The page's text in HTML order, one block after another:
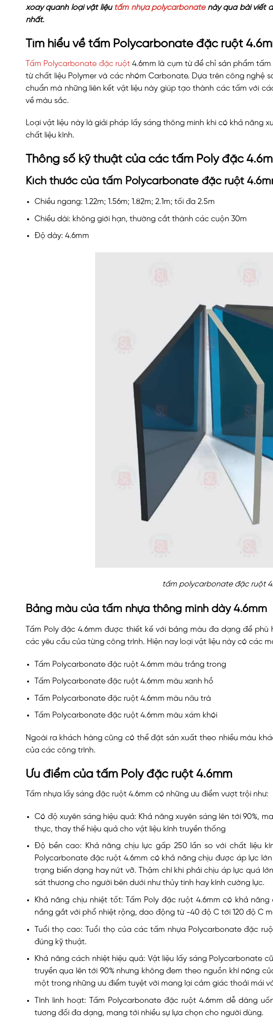
xoay quanh loại vật liệu tấm nhựa polycarbonatenày qua bài viết
nhất.
Tìm hiểu về tấm Polycarbonate đặc ruột
Tấm Polycarbonate đặc ruột4.6mm là cụm từ để chỉ sản phẩm
từ chất liệu Polymer và các nhóm Carbonate. Dựa trên công nghệ
chuẩn mà những liên kết vật liệu này giúp tạo thành các tấm với
về màu sắc.
Loại vật liệu này là giải pháp lấy sáng thông minh khi có khả năng
chất liệu kính.
Thông số kỹ thuật của các tấm Poly đặc
Kích thước của tấm Polycarbonate đặc ruột
Chiều ngang: 1.22m; 1.56m; 1.82m; 2.1m; tối đa 2.5m
Chiều dài: không giới hạn, thường cắt thành các cuộn 30m
Độ dày: 4.6mm
tấm polycarbonate đặc ruột
Bảng màu của tấm nhựa thông minh dày 4.6mm
Tấm Poly đặc 4.6mm được thiết kế với bảng màu đa dạng để
các yêu cầu của từng công trình. Hiện nay loại vật liệu này có các
Tấm Polycarbonate đặc ruột 4.6mm màu trắng trong
Tấm Polycarbonate đặc ruột 4.6mm màu xanh hồ
Tấm Polycarbonate đặc ruột 4.6mm màu nâu trà
Tấm Polycarbonate đặc ruột 4.6mm màu xám khói
Ngoài ra khách hàng cũng có thể đặt sản xuất theo nhiều màu
của các công trình.
Ưu điểm của tấm Poly đặc ruột 4.6mm
Tấm nhựa lấy sáng đặc ruột 4.6mm có những ưu điểm vượt trội như:
Có độ xuyên sáng hiệu quả: Khả năng xuyên sáng lên tới 90%,
thực, thay thế hiệu quả cho vật liệu kính truyền thống
Độ bền cao: Khả năng chịu lực gấp 250 lần so với chất liệu
Polycarbonate đặc ruột 4.6mm có khả năng chịu được áp lực
trạng biến dạng hay nứt vỡ. Thậm chí khi phải chịu áp lực quá
sát thương cho người bên dưới như thủy tinh hay kính cường lực.
Khả năng chịu nhiệt tốt: Tấm Poly đặc ruột 4.6mm có khả
nắng gắt với phổ nhiệt rộng, dao động từ -40 độ C tới 120 độ C
Tuổi thọ cao: Tuổi thọ của các tấm nhựa Polycarbonate đặc
đúng kỹ thuật.
Khả năng cách nhiệt hiệu quả: Vật liệu lấy sáng Polycarbonate
truyền qua lên tới 90% nhưng không đem theo nguồn khí nóng
một trong những ưu điểm tuyệt vời mang lại cảm giác thoải mái
Tính linh hoạt: Tấm Polycarbonate đặc ruột 4.6mm dễ dàng
tương đối đa dạng, mang tới nhiều sự lựa chọn cho người dùng.